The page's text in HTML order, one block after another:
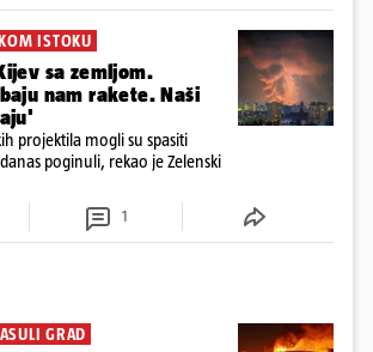
ISTOKU
sa zemljom.
nam rakete. Naši
projektila mogli su spasiti
poginuli, rekao je Zelenski
1
GRAD